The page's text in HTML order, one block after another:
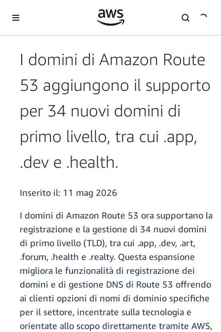
I domini di Amazon Route
53 aggiungono il supporto
per 34 nuovi domini di
primo livello, tra cui .app,
.dev e .health.
Inserito il: 11 mag 2026
I domini di Amazon Route 53 ora supportano la
registrazione e la gestione di 34 nuovi domini
di primo livello (TLD), tra cui .app, .dev, .art,
.forum, .health e .realty. Questa espansione
migliora le funzionalità di registrazione dei
domini e di gestione DNS di Route 53 offrendo
ai clienti opzioni di nomi di dominio specifiche
per il settore, incentrate sulla tecnologia e
orientate allo scopo direttamente tramite AWS,